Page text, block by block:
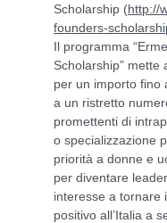
Scholarship (http://
founders-
Il programma
Scholarship” mette
per un importo fino
a un ristretto
promettenti di
o specializzazione
priorità a donne e
per diventare
interesse a tornare
positivo all’Italia a